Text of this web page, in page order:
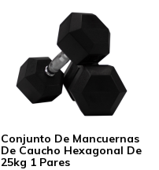
Conjunto De Mancuernas
De Caucho Hexagonal De
25kg 1 Pares